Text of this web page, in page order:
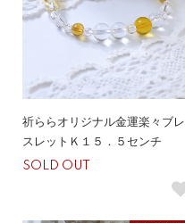
祈ららオリジナル金運楽々ブレ
スレットＫ１５．５センチ
SOLD OUT